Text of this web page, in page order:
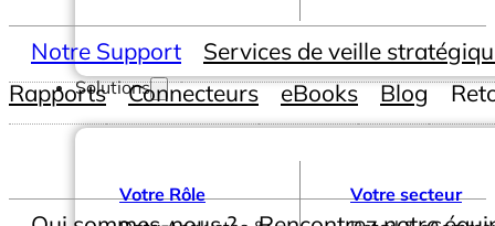
Solutions
Votre Rôle
Votre secteur
Notre Support
Services de veille
Rapports
Connecteurs eBooks Blog